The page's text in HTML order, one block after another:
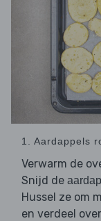
1. Aardappels
Verwarm de
Snijd de
Hussel ze om
en verdeel